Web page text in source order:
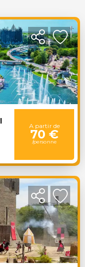
A partir de
70 €
/personne